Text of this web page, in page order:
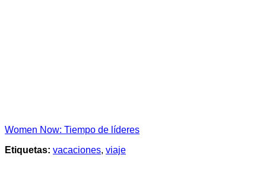
Women Now: Tiempo de líderes
Etiquetas: vacaciones, viaje